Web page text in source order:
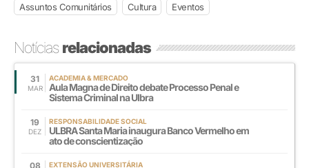
Assuntos Comunitários Cultura Eventos
Notíciasrelacionadas
31
MAR
ACADEMIA & MERCADO
Aula Magna de Direito debate Processo Penal e
Sistema Criminal na Ulbra
19
DEZ
RESPONSABILIDADE SOCIAL
ULBRA Santa Maria inaugura Banco Vermelho em
ato de conscientização
08 EXTENSÃO UNIVERSITÁRIA